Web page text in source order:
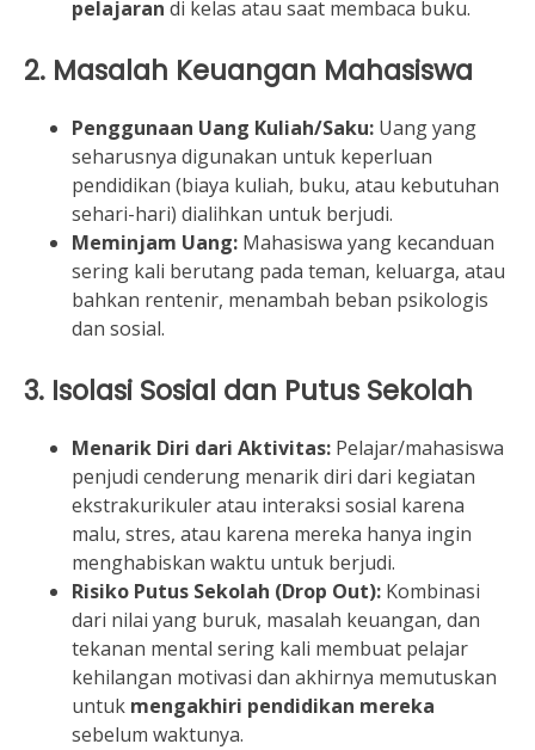
pelajaran di kelas atau saat membaca buku.
2. Masalah Keuangan Mahasiswa
Penggunaan Uang Kuliah/Saku: Uang yang
seharusnya digunakan untuk keperluan
pendidikan (biaya kuliah, buku, atau kebutuhan
sehari-hari) dialihkan untuk berjudi.
Meminjam Uang: Mahasiswa yang kecanduan
sering kali berutang pada teman, keluarga, atau
bahkan rentenir, menambah beban psikologis
dan sosial.
3. Isolasi Sosial dan Putus Sekolah
Menarik Diri dari Aktivitas: Pelajar/mahasiswa
penjudi cenderung menarik diri dari kegiatan
ekstrakurikuler atau interaksi sosial karena
malu, stres, atau karena mereka hanya ingin
menghabiskan waktu untuk berjudi.
Risiko Putus Sekolah (Drop Out): Kombinasi
dari nilai yang buruk, masalah keuangan, dan
tekanan mental sering kali membuat pelajar
kehilangan motivasi dan akhirnya memutuskan
untuk mengakhiri pendidikan mereka
sebelum waktunya.